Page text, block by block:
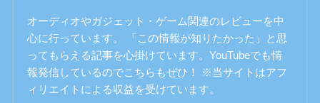
オーディオやガジェット・ゲーム関連のレビューを中
心に行っています。 「この情報が知りたかった」と思
ってもらえる記事を心掛けています。YouTubeでも情
報発信しているのでこちらもぜひ！ ※当サイトはアフ
ィリエイトによる収益を受けています。